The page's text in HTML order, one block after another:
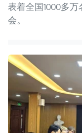
表着全国1000多
会。